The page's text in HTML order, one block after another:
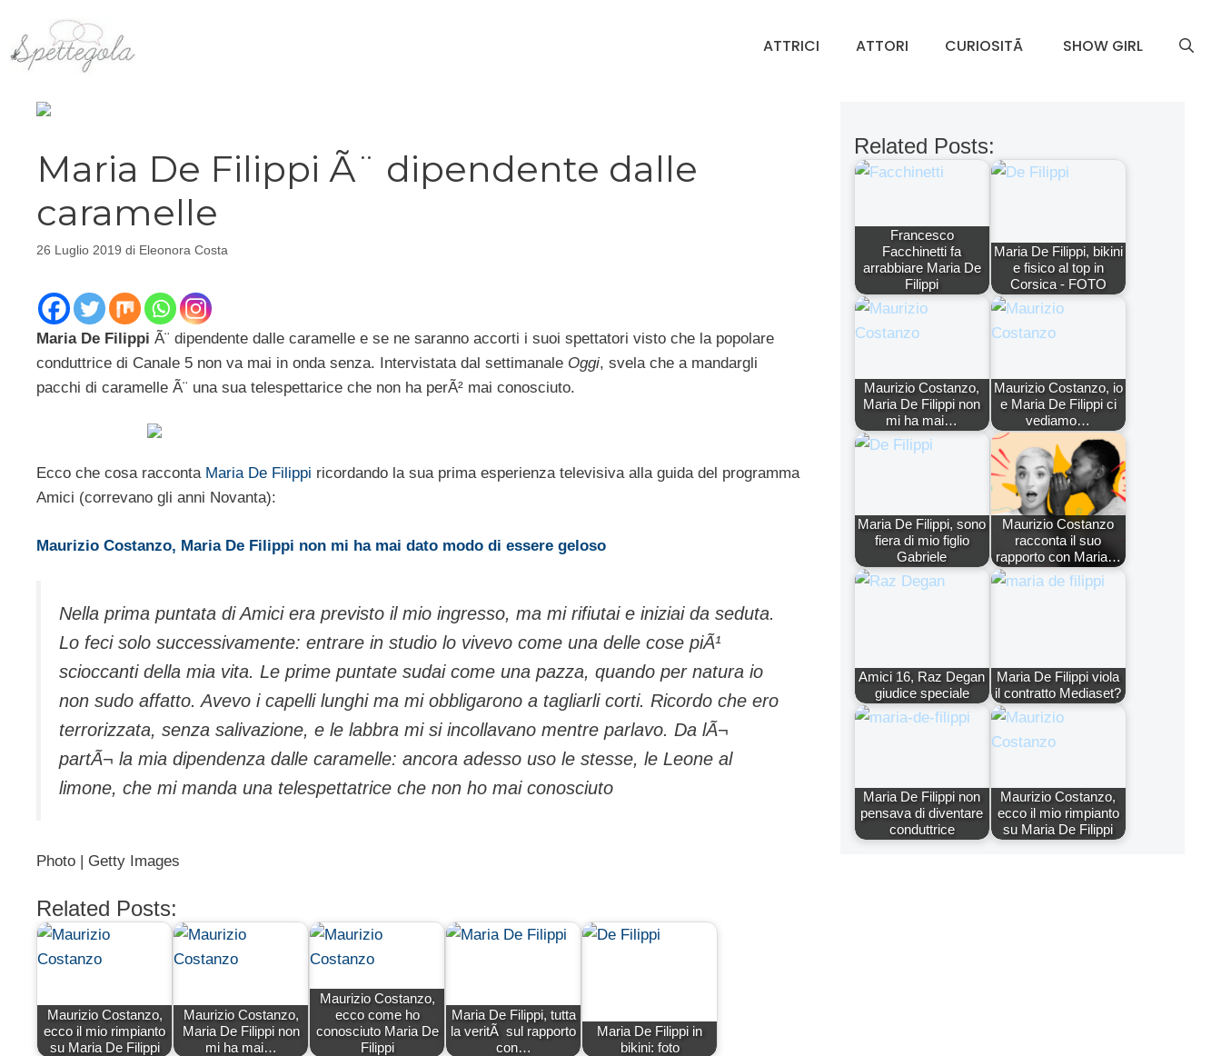
contenuto
ATTRICI ATTORI CURIOSITÃ SHOW GIRL
Maria De Filippi Ã¨ dipendente dalle
caramelle
26 Luglio 2019 di Eleonora Costa
Maria De Filippi Ã¨ dipendente dalle caramelle e se ne saranno accorti i suoi spettatori visto che la popolare
conduttrice di Canale 5 non va mai in onda senza. Intervistata dal settimanale Oggi, svela che a mandargli
pacchi di caramelle Ã¨ una sua telespettarice che non ha perÃ² mai conosciuto.
Ecco che cosa racconta Maria De Filippi ricordando la sua prima esperienza televisiva alla guida del programma
Amici (correvano gli anni Novanta):
Maurizio Costanzo, Maria De Filippi non mi ha mai dato modo di essere geloso
Nella prima puntata di Amici era previsto il mio ingresso, ma mi rifiutai e iniziai da seduta.
Lo feci solo successivamente: entrare in studio lo vivevo come una delle cose piÃ¹
scioccanti della mia vita. Le prime puntate sudai come una pazza, quando per natura io
non sudo affatto. Avevo i capelli lunghi ma mi obbligarono a tagliarli corti. Ricordo che ero
terrorizzata, senza salivazione, e le labbra mi si incollavano mentre parlavo. Da lÃ¬
partÃ¬ la mia dipendenza dalle caramelle: ancora adesso uso le stesse, le Leone al
limone, che mi manda una telespettatrice che non ho mai conosciuto
Photo | Getty Images
Related Posts:
Maurizio Costanzo,
ecco il mio rimpianto
su Maria De Filippi
Maurizio Costanzo,
Maria De Filippi non
mi ha mai…
Maurizio Costanzo,
ecco come ho
conosciuto Maria De
Filippi
Maria De Filippi, tutta
la veritÃ sul rapporto
con…
Maria De Filippi in
bikini: foto
Related Posts:
Francesco
Facchinetti fa
arrabbiare Maria De
Filippi
Maria De Filippi, bikini
e fisico al top in
Corsica - FOTO
Maurizio Costanzo,
Maria De Filippi non
mi ha mai…
Maurizio Costanzo, io
e Maria De Filippi ci
vediamo…
Maria De Filippi, sono
fiera di mio figlio
Gabriele
Maurizio Costanzo
racconta il suo
rapporto con Maria…
Amici 16, Raz Degan
giudice speciale
Maria De Filippi viola
il contratto Mediaset?
Maria De Filippi non
pensava di diventare
conduttrice
Maurizio Costanzo,
ecco il mio rimpianto
su Maria De Filippi